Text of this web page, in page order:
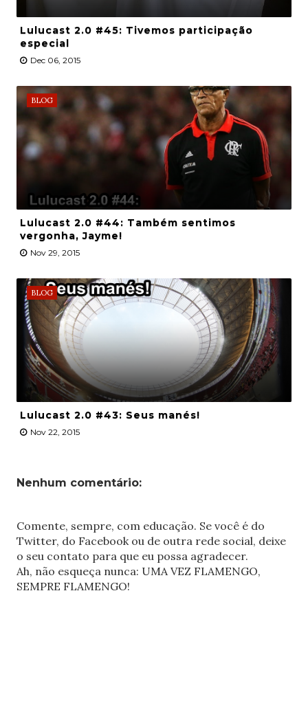
Lulucast 2.0 #45: Tivemos participação
especial
Dec 06, 2015
BLOG
Lulucast 2.0 #44: Também sentimos
vergonha, Jayme!
Nov 29, 2015
BLOG
Lulucast 2.0 #43: Seus manés!
Nov 22, 2015
Nenhum comentário:
Comente, sempre, com educação. Se você é do
Twitter, do Facebook ou de outra rede social, deixe
o seu contato para que eu possa agradecer.
Ah, não esqueça nunca: UMA VEZ FLAMENGO,
SEMPRE FLAMENGO!